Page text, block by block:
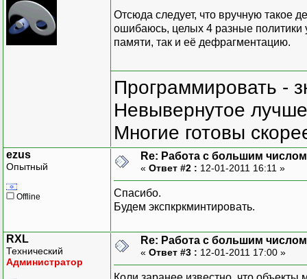
Отсюда следует, что вручную такое
ошибаюсь, целых 4 разные политики
памяти, так и её дефрагментацию.
Программировать -
Невывернутое
Многие готовы
ezus
Опытный
Offline
Re: Работа с большим
« Ответ #2 : 12-01-2011 16:11 »
Спасибо.
Будем экспкркминтировать.
RXL
Технический
Администратор
Re: Работа с большим
« Ответ #3 : 12-01-2011 17:00 »